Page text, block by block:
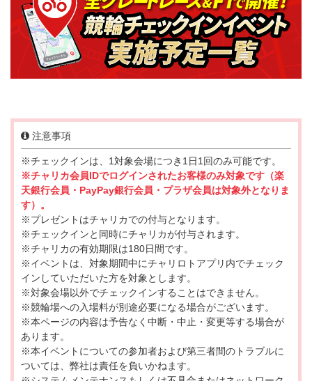
注意事項
※チェックインは、1対象会場につき1日1回のみ可能です。
※チャリカ会員IDでログインされたお客様のみ対象です（楽
天銀行会員・PayPay銀行会員・プラザ会員は対象外となりま
す）。
※プレゼントはチャリカでの付与となります。
※チェックインと同時にチャリカが付与されます。
※チャリカの有効期限は180日間です。
※イベントは、対象期間中にチャリロトアプリ内でチェック
インしていただいた方を対象とします。
※対象会場以外でチェックインすることはできません。
※競輪場への入場料が別途必要になる場合がございます。
※本ページの内容は予告なく中断・中止・変更等する場合が
あります。
※本イベントについての参加者および第三者間のトラブルに
ついては、弊社は責任を負いかねます。